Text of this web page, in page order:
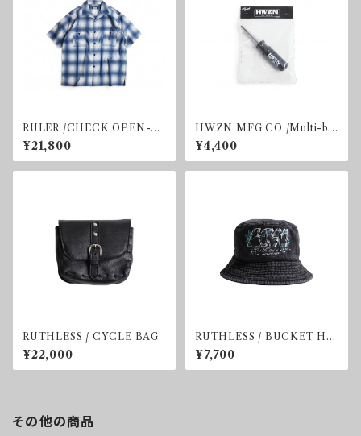
RULER /CHECK OPEN-N
ECK S/S SHIRT
¥21,800
HWZN.MFG.CO./Multi-bit
screwdriver.
¥4,400
RUTHLESS / CYCLE BAG
¥22,000
RUTHLESS / BUCKET HA
T
¥7,700
その他の商品